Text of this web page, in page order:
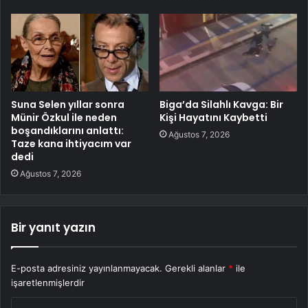
Suna Selen yıllar sonra
Münir Özkul ile neden
boşandıklarını anlattı:
Taze kana ihtiyacım var
dedi
Ağustos 7, 2026
Biga’da Silahlı Kavga: Bir
Kişi Hayatını Kaybetti
Ağustos 7, 2026
Bir yanıt yazın
E-posta adresiniz yayınlanmayacak. Gerekli alanlar * ile
işaretlenmişlerdir